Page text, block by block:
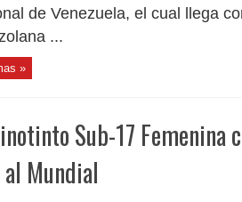
de Venezuela, el cual llega
...
»
Sub-17 Femenina
Mundial